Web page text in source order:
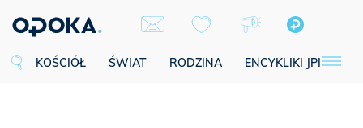
KOŚCIÓŁ ŚWIAT RODZINA ENCYKLIKI JPII